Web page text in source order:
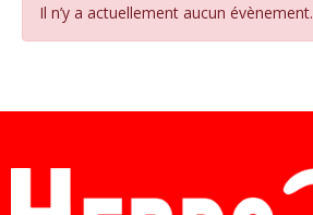
Il n’y a actuellement aucun évènement.